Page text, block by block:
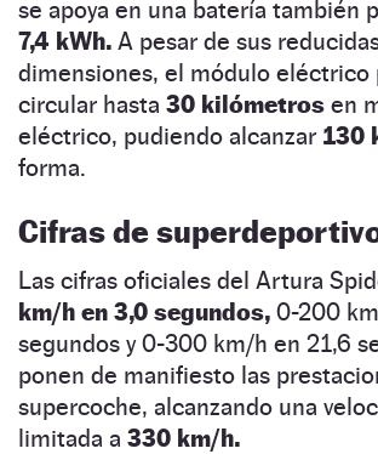
se apoya en una batería también
7,4 kWh. A pesar de sus
dimensiones, el módulo eléctrico
circular hasta 30 kilómetros en
eléctrico, pudiendo alcanzar 130
forma.
Cifras de
Las cifras oficiales del Artura
km/h en 3,0 segundos, 0-200
segundos y 0-300 km/h en 21,6
ponen de manifiesto las
supercoche, alcanzando una
limitada a 330 km/h.